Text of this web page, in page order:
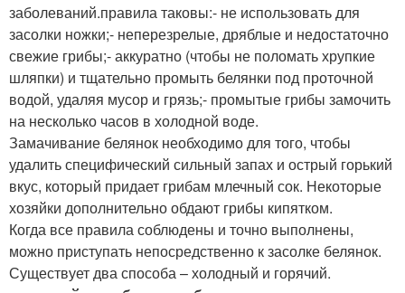
заболеваний.правила таковы:- не использовать для
засолки ножки;- неперезрелые, дряблые и недостаточно
свежие грибы;- аккуратно (чтобы не поломать хрупкие
шляпки) и тщательно промыть белянки под проточной
водой, удаляя мусор и грязь;- промытые грибы замочить
на несколько часов в холодной воде.
Замачивание белянок необходимо для того, чтобы
удалить специфический сильный запах и острый горький
вкус, который придает грибам млечный сок. Некоторые
хозяйки дополнительно обдают грибы кипятком.
Когда все правила соблюдены и точно выполнены,
можно приступать непосредственно к засолке белянок.
Существует два способа – холодный и горячий.